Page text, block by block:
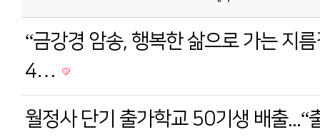
“금강경 암송, 행복한 삶으로 가는 지
4…
월정사 단기 출가학교 50기생 배출...“